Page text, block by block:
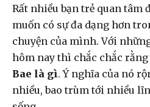
Rất nhiều bạn trẻ quan tâm
muốn có sự đa dạng hơn
chuyện của mình. Với
hôm nay thì chắc chắc
Bae là gì. Ý nghĩa của nó
nhiều, bao trùm tới nhiều